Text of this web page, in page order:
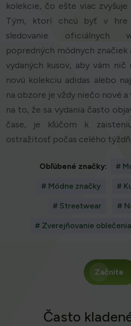
kolekcie, čo ešte viac zvyšuje
Tým, ktorí chcú byť v hre
sledovanie oficiálnych
popredných módnych značiek
vydaných kusov, aby vám
novú kolekciu adidas alebo
na obzore je vždy niečo nové a
na to, že sa vydania často
čase, je kľúčom k
ostražitosť počas celého
Obľúbené značky: #
# Módne značky #
# Streetwear #
# Zverejňovanie oblečenia
Začnite
Často